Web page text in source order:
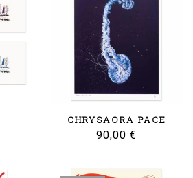
CHRYSAORA PACE
90,00 €